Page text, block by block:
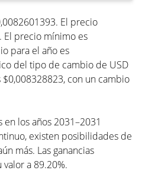
El precio
El precio mínimo es
para el año es
del tipo de cambio de USD
$0,008328823, con un cambio
los años 2031–2031
existen posibilidades de
más. Las ganancias
a 89.20%.